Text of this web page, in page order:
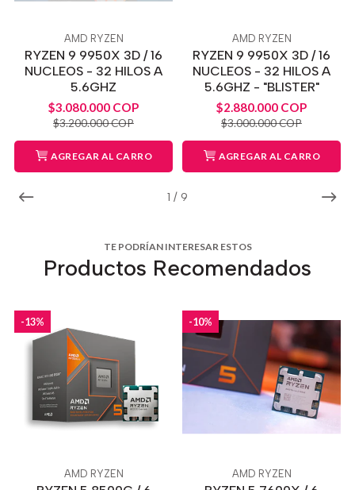
1 / 9
AMD RYZEN
RYZEN 9 9950X 3D / 16
NUCLEOS - 32 HILOS A
5.6GHZ
$3.080.000 COP
$3.200.000 COP
AGREGAR AL CARRO
AMD RYZEN
RYZEN 9 9950X 3D / 16
NUCLEOS - 32 HILOS A
5.6GHZ - "BLISTER"
$2.880.000 COP
$3.000.000 COP
AGREGAR AL CARRO
TE PODRÍAN INTERESAR ESTOS
Productos Recomendados
-13%
AMD RYZEN
-10%
AMD RYZEN